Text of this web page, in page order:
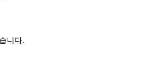
니다.